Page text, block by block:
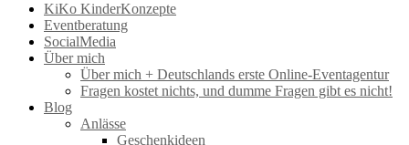
KiKo KinderKonzepte
Eventberatung
SocialMedia
Über mich
Über mich + Deutschlands erste Online-Eventagentur
Fragen kostet nichts, und dumme Fragen gibt es nicht!
Blog
Anlässe
Geschenkideen